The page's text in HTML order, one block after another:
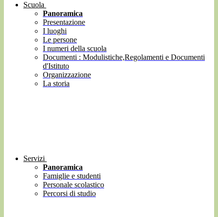
Scuola
Panoramica
Presentazione
I luoghi
Le persone
I numeri della scuola
Documenti : Modulistiche,Regolamenti e Documenti
d'Istituto
Organizzazione
La storia
Servizi
Panoramica
Famiglie e studenti
Personale scolastico
Percorsi di studio